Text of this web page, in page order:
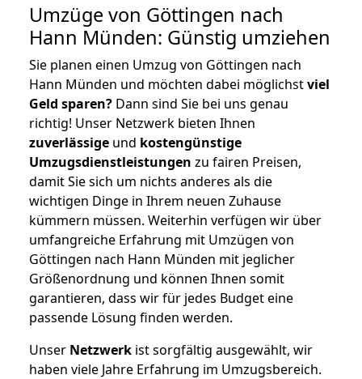
Umzüge von Göttingen nach
Hann Münden: Günstig umziehen
Sie planen einen Umzug von Göttingen nach
Hann Münden und möchten dabei möglichstviel
Geld sparen? Dann sind Sie bei uns genau
richtig! Unser Netzwerk bieten Ihnen
zuverlässige und kostengünstige
Umzugsdienstleistungen zu fairen Preisen,
damit Sie sich um nichts anderes als die
wichtigen Dinge in Ihrem neuen Zuhause
kümmern müssen. Weiterhin verfügen wir über
umfangreiche Erfahrung mit Umzügen von
Göttingen nach Hann Münden mit jeglicher
Größenordnung und können Ihnen somit
garantieren, dass wir für jedes Budget eine
passende Lösung finden werden.
Unser Netzwerk ist sorgfältig ausgewählt, wir
haben viele Jahre Erfahrung im Umzugsbereich.